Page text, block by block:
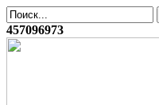
457096973